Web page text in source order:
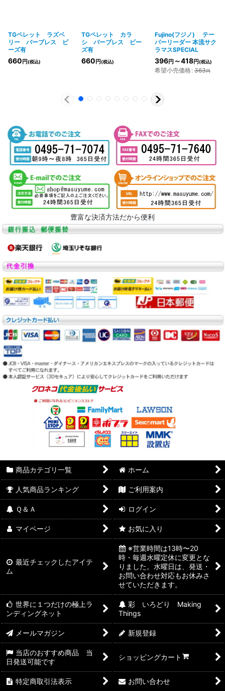
TGペレット ラズベ
リー バーブレス ビ
ーズ有
660 円(税込)
TGペレット カラ
シ バーブレス ビー
ズ有
660 円(税込)
Fujino(フジノ) テー
パーリーダー 本流サク
ラマスSPECIAL
396円 ～418円(税込)
希望小売価格: 363円
豊富な決済方法だから便利
商品カテゴリ一覧 ホーム
人気商品ランキング ご利用案内
Ｑ＆Ａ ログイン
マイページ お気に入り
最近チェックしたアイテ
ム
※営業時間は13時〜20
時・毎週水曜定休に変更とな
りました。水曜日は、発送・
お問い合わせ対応もお休みさ
せていただきます。
世界に１つだけの極上ラ
ンディングネット
彩 いろどり Making
Things
メールマガジン 新規登録
当店のおすすめ商品 当
日発送可能です
ショッピングカート
特定商取引法表示 お問い合わせ